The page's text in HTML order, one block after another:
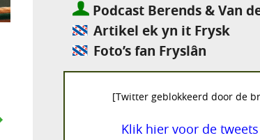
Podcast Berends & Van
Artikel ek yn it Frysk
Foto’s fan Fryslân
[Twitter geblokkeerd door de
Klik hier voor de